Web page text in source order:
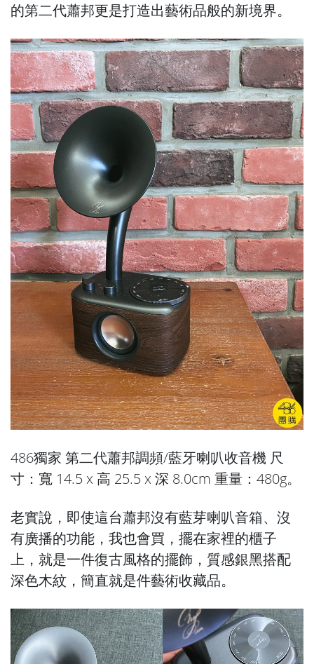
的第二代蕭邦更是打造出藝術品般的新境界。
486獨家 第二代蕭邦調頻/藍牙喇叭收音機 尺
寸：寬 14.5 x 高 25.5 x 深 8.0cm 重量：480g。
老實說，即使這台蕭邦沒有藍芽喇叭音箱、沒
有廣播的功能，我也會買，擺在家裡的櫃子
上，就是一件復古風格的擺飾，質感銀黑搭配
深色木紋，簡直就是件藝術收藏品。